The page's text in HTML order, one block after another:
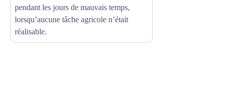
pendant les jours de mauvais temps,
lorsqu’aucune tâche agricole n’était
réalisable.